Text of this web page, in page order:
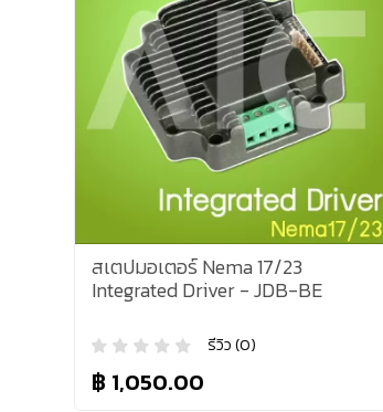
สเตปมอเตอร์ Nema 17/23
Integrated Driver - JDB-BE
รีวิว (0)
฿ 1,050.00